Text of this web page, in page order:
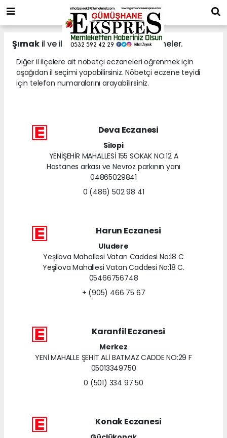
Şırnakil ve ilçelerine ait nöbetçi eczaneler.
Diğer il ilçelere ait nöbetçi eczaneleri öğrenmek için
aşağıdan il seçimi yapabilirsiniz. Nöbetçi eczene teyidi
için telefon numaralarını arayabilirsiniz.
Deva Eczanesi
Silopi
YENİŞEHİR MAHALLESİ 155 SOKAK NO:12 A
Hastanes arkası ve Nevroz parkının yanı
04865029841
0 (486) 502 98 41
Harun Eczanesi
Uludere
Yeşilova Mahallesi Vatan Caddesi No:18 C
Yeşilova Mahallesi Vatan Caddesi No:18 C.
05466756748
+ (905) 466 75 67
Karanfil Eczanesi
Merkez
YENİ MAHALLE ŞEHİT ALİ BATMAZ CADDE NO:29 F
05013349750
0 (501) 334 97 50
Konak Eczanesi